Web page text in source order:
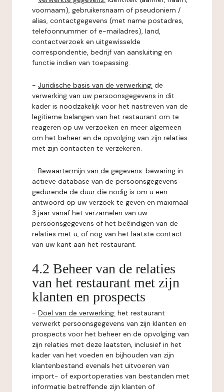
voornaam), gebruikersnaam of pseudoniem /
alias, contactgegevens (met name postadres,
telefoonnummer of e-mailadres), land,
contactverzoek en uitgewisselde
correspondentie, bedrijf van aansluiting en
functie indien van toepassing.
- Juridische basis van de verwerking: de
verwerking van uw persoonsgegevens in dit
kader is noodzakelijk voor het nastreven van de
legitieme belangen van het restaurant om te
reageren op uw verzoeken en meer algemeen
om het beheer en de opvolging van zijn relaties
met zijn contacten te verzekeren.
- Bewaartermijn van de gegevens: bewaring in
actieve database van de persoonsgegevens
gedurende de duur die nodig is om u een
antwoord op uw verzoek te geven en maximaal
3 jaar vanaf het verzamelen van uw
persoonsgegevens of het beëindigen van de
relaties met u, of nog van het laatste contact
van uw kant aan het restaurant.
4.2 Beheer van de relaties
van het restaurant met zijn
klanten en prospects
- Doel van de verwerking: het restaurant
verwerkt persoonsgegevens van zijn klanten en
prospects voor het beheer en de opvolging van
zijn relaties met deze laatsten, inclusief in het
kader van het voeden en bijhouden van zijn
klantenbestand evenals het uitvoeren van
import- of exportoperaties van bestanden met
informatie betreffende zijn klanten of